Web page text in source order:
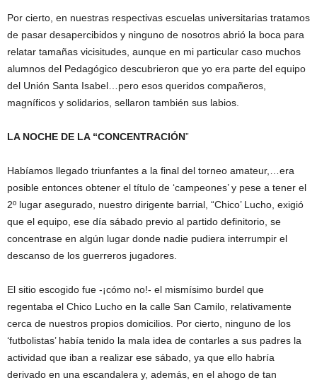
Por cierto, en nuestras respectivas escuelas universitarias tratamos
de pasar desapercibidos y ninguno de nosotros abrió la boca para
relatar tamañas vicisitudes, aunque en mi particular caso muchos
alumnos del Pedagógico descubrieron que yo era parte del equipo
del Unión Santa Isabel…pero esos queridos compañeros,
magníficos y solidarios, sellaron también sus labios.
LA NOCHE DE LA “CONCENTRACIÓN”
Habíamos llegado triunfantes a la final del torneo amateur,…era
posible entonces obtener el título de ‘campeones’ y pese a tener el
2º lugar asegurado, nuestro dirigente barrial, “Chico’ Lucho, exigió
que el equipo, ese día sábado previo al partido definitorio, se
concentrase en algún lugar donde nadie pudiera interrumpir el
descanso de los guerreros jugadores.
El sitio escogido fue -¡cómo no!- el mismísimo burdel que
regentaba el Chico Lucho en la calle San Camilo, relativamente
cerca de nuestros propios domicilios. Por cierto, ninguno de los
‘futbolistas’ había tenido la mala idea de contarles a sus padres la
actividad que iban a realizar ese sábado, ya que ello habría
derivado en una escandalera y, además, en el ahogo de tan